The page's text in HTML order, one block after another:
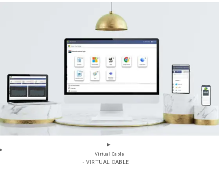
Virtual Cable
- VIRTUAL CABLE